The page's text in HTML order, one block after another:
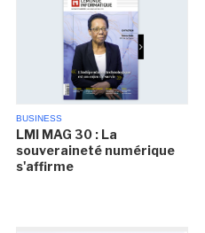
BUSINESS
LMI MAG 30 : La
souveraineté numérique
s'affirme